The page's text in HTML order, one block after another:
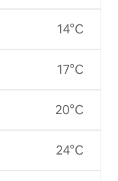
14°C
17°C
20°C
24°C